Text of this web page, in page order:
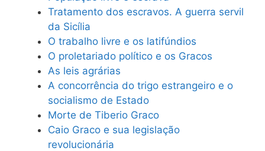
Tratamento dos escravos. A guerra servil
da Sicília
O trabalho livre e os latifúndios
O proletariado político e os Gracos
As leis agrárias
A concorrência do trigo estrangeiro e o
socialismo de Estado
Morte de Tiberio Graco
Caio Graco e sua legislação
revolucionária